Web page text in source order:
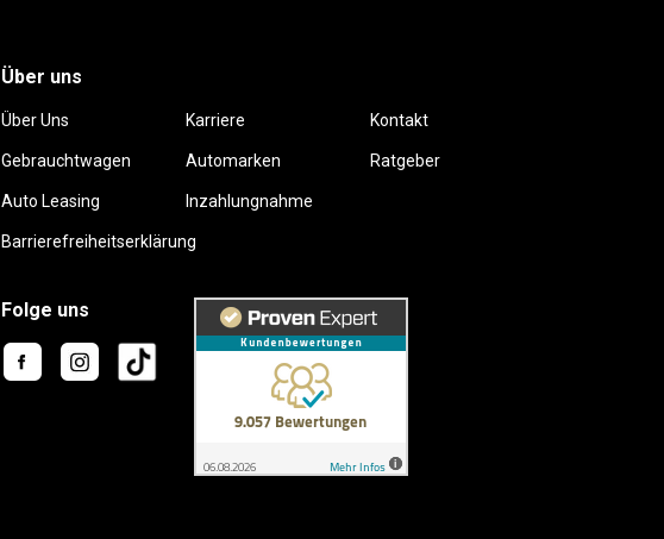
Über uns
Über Uns Karriere Kontakt
Gebrauchtwagen Automarken Ratgeber
Auto Leasing Inzahlungnahme
Barrierefreiheitserklärung
Folge uns